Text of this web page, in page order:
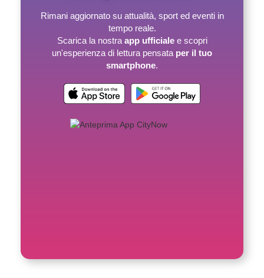
Rimani aggiornato su attualità, sport ed eventi in
tempo reale.
Scarica la nostra app ufficialee scopri
un'esperienza di lettura pensata per il tuo
smartphone.